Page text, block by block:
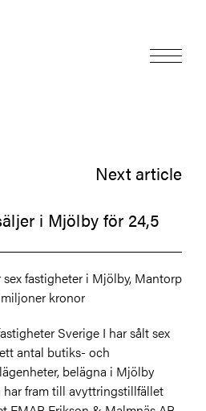
Next article
i Mjölby för 24,5
fastigheter i Mjölby, Mantorp
kronor
Sverige I har sålt sex
antal butiks- och
belägna i Mjölby
har fram till avyttringstillfället